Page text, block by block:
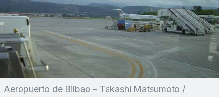
Aeropuerto de Bilbao – Takashi Matsumoto /